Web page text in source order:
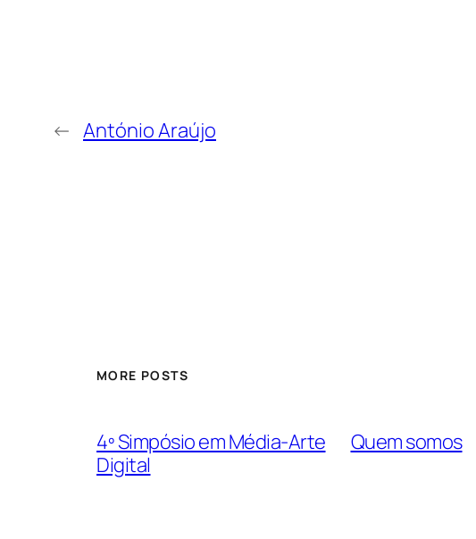
← António Araújo
MORE POSTS
4º Simpósio em Média-Arte
Digital
Quem somos